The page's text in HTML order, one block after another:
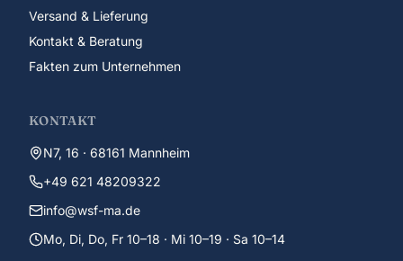
Versand & Lieferung
Kontakt & Beratung
Fakten zum Unternehmen
KONTAKT
N7, 16 · 68161 Mannheim
+49 621 48209322
info@wsf-ma.de
Mo, Di, Do, Fr 10–18 · Mi 10–19 · Sa 10–14